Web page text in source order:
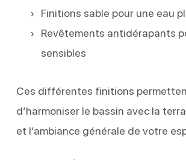
Finitions sable pour une eau
Revêtements antidérapants
sensibles
Ces différentes finitions
d’harmoniser le bassin avec la
et l’ambiance générale de votre